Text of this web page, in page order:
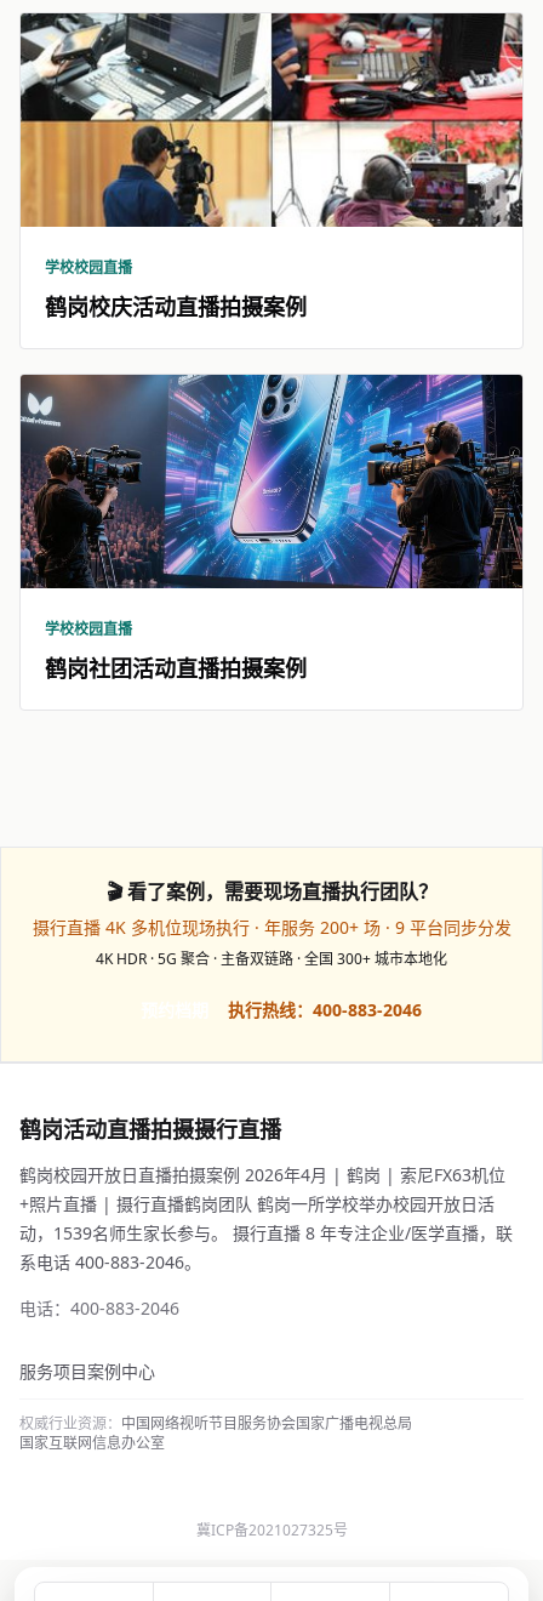
学校校园直播
鹤岗校庆活动直播拍摄案例
学校校园直播
鹤岗社团活动直播拍摄案例
🎬 看了案例，需要现场直播执行团队？
摄行直播 4K 多机位现场执行 · 年服务 200+ 场 · 9 平台同步分发
4K HDR · 5G 聚合 · 主备双链路 · 全国 300+ 城市本地化
执行热线：400-883-2046
鹤岗活动直播拍摄摄行直播
鹤岗校园开放日直播拍摄案例 2026年4月 | 鹤岗 | 索尼FX63机位
+照片直播 | 摄行直播鹤岗团队 鹤岗一所学校举办校园开放日活
动，1539名师生家长参与。 摄行直播 8 年专注企业/医学直播，联
系电话 400-883-2046。
电话：400-883-2046
服务项目案例中心
权威行业资源： 中国网络视听节目服务协会国家广播电视总局
国家互联网信息办公室
冀ICP备2021027325号